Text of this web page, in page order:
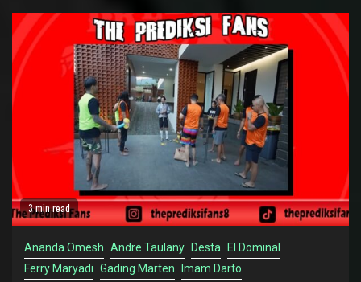
3 min read
Ananda Omesh Andre Taulany Desta
El Dominal
Ferry Maryadi Gading Marten
Imam Darto